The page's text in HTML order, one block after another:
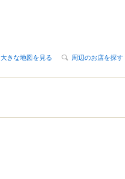
大きな地図を見る 周辺のお店を探す